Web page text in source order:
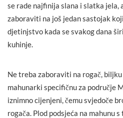
se rade najfinija slana i slatka jela,
zaboraviti na još jedan sastojak
djetinjstvo kada se svakog dana
kuhinje.
Ne treba zaboraviti na rogač,
mahunarki specifičnu za područje
iznimno cijenjeni, čemu svjedoče
rogača. Plod podsjeća na mahunu